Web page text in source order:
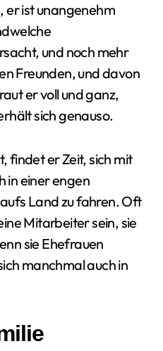
er ist unangenehm
und noch mehr
Freunden, und davon
er voll und ganz,
sich genauso.
findet er Zeit, sich mit
in einer engen
Land zu fahren. Oft
Mitarbeiter sein, sie
sie Ehefrauen
manchmal auch in